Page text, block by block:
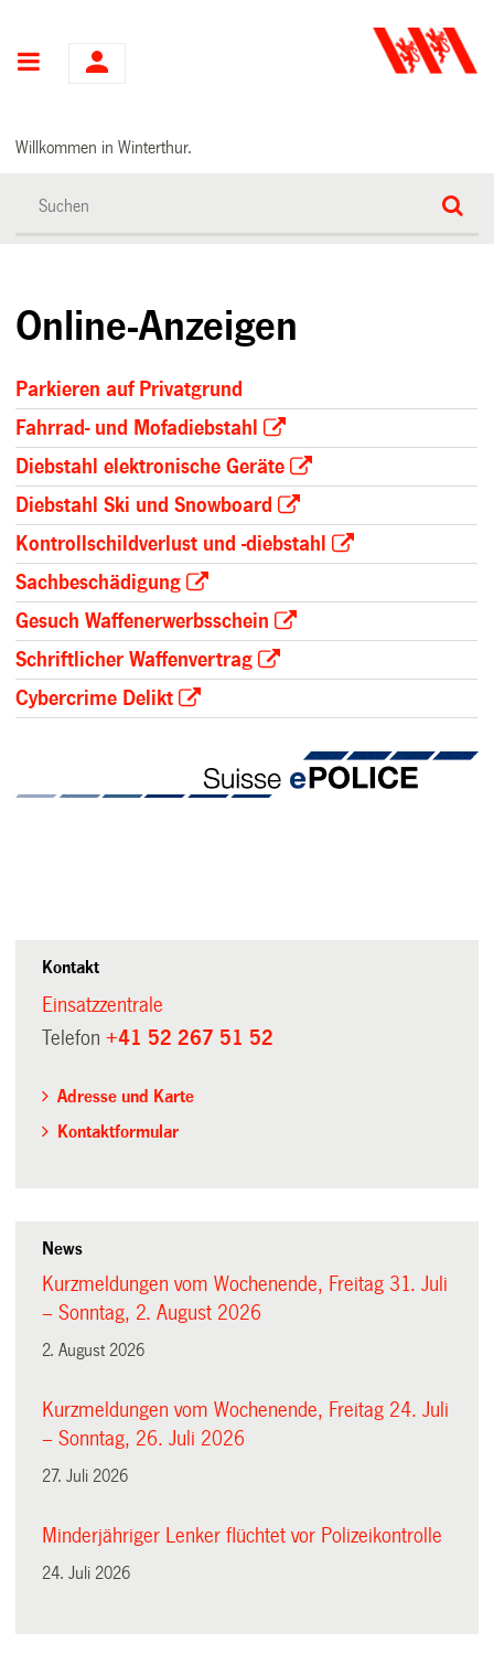
Hauptnavigation
Willkommen in Winterthur.
Online-Anzeigen
Parkieren auf Privatgrund
Fahrrad- und Mofadiebstahl
Diebstahl elektronische Geräte
Diebstahl Ski und Snowboard
Kontrollschildverlust und -diebstahl
Sachbeschädigung
Gesuch Waffenerwerbsschein
Schriftlicher Waffenvertrag
Cybercrime Delikt
Kontakt
Einsatzzentrale
Telefon+41 52 267 51 52
Adresse und Karte
Kontaktformular
News
Kurzmeldungen vom Wochenende, Freitag 31. Juli
– Sonntag, 2. August 2026
2. August 2026
Kurzmeldungen vom Wochenende, Freitag 24. Juli
– Sonntag, 26. Juli 2026
27. Juli 2026
Minderjähriger Lenker flüchtet vor Polizeikontrolle
24. Juli 2026